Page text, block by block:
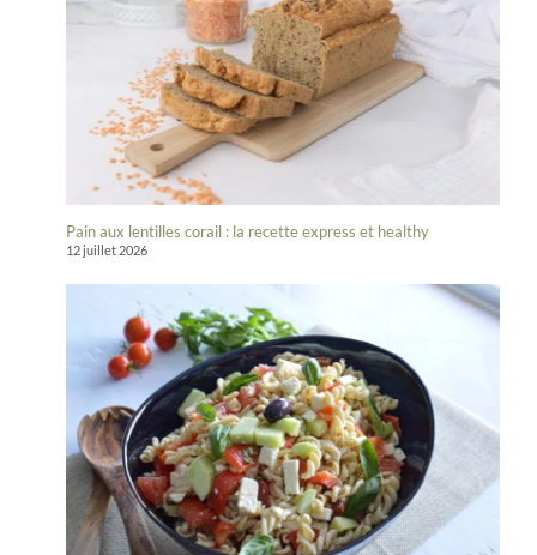
Pain aux lentilles corail : la recette express et healthy
12 juillet 2026